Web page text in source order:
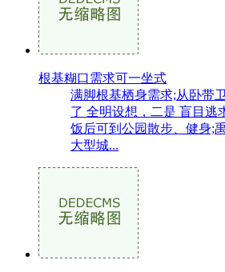
根基糊口需求可一坐式
满脚根基栖身需求;从卧带
了 全明设想，二是 盲目逃
饭后可到公园散步、健身;
大型城...